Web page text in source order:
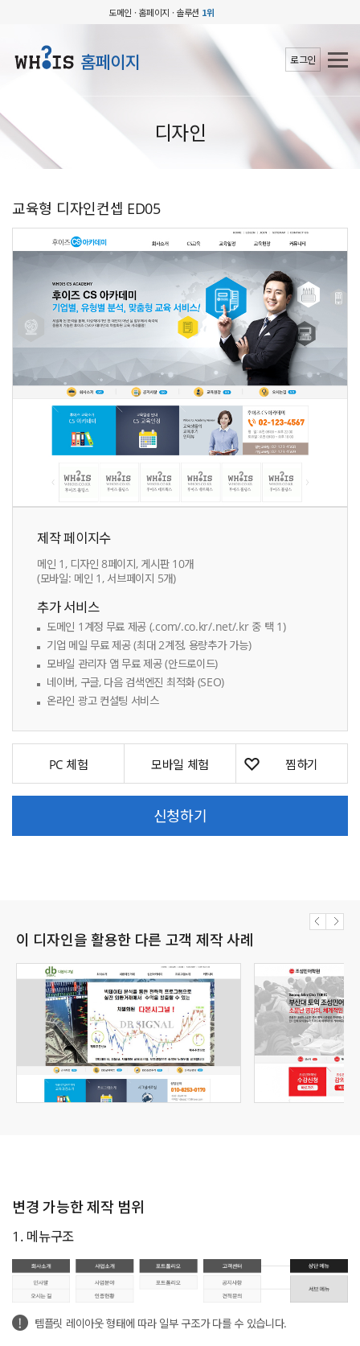
도메인 · 홈페이지 · 솔루션 1위
홈페이지 로그인
디자인
교육형 디자인컨셉 ED05
제작 페이지수
메인 1, 디자인 8페이지, 게시판 10개
(모바일: 메인 1, 서브페이지 5개)
추가 서비스
도메인 1계정 무료 제공 (.com/.co.kr/.net/.kr 중 택 1)
기업 메일 무료 제공 (최대 2계정, 용량추가 가능)
모바일 관리자 앱 무료 제공 (안드로이드)
네이버, 구글, 다음 검색엔진 최적화 (SEO)
온라인 광고 컨설팅 서비스
PC 체험 모바일 체험
신청하기
이 디자인을 활용한 다른 고객 제작 사례
변경 가능한 제작 범위
1. 메뉴구조
템플릿 레이아웃 형태에 따라 일부 구조가 다를 수 있습니다.